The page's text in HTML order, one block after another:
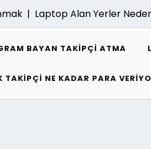
|Laptop Alan Yerler Neden
BAYAN TAKIPÇI ATMA
TAKIPÇI NE KADAR PARA